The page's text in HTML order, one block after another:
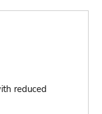
reduced